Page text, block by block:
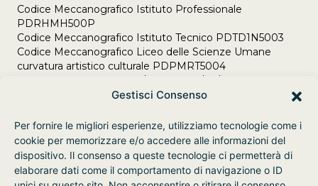
Gestisci Consenso
Per fornire le migliori esperienze, utilizziamo tecnologie come i
cookie per memorizzare e/o accedere alle informazioni del
dispositivo. Il consenso a queste tecnologie ci permetterà di
elaborare dati come il comportamento di navigazione o ID
Codice Meccanografico Istituto Professionale
PDRHMH500P
Codice Meccanografico Istituto Tecnico PDTD1N5003
Codice Meccanografico Liceo delle Scienze Umane
curvatura artistico culturale PDPMRT5004
Adempimenti Legge 106/2021 del 23/07/2021